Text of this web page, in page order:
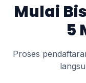
Mulai
5
Proses